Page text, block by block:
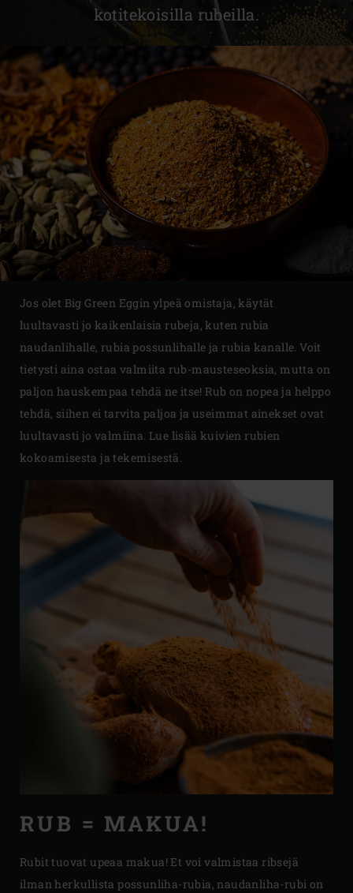
kotitekoisilla rubeilla.
Jos olet Big Green Eggin ylpeä omistaja, käytät
luultavasti jo kaikenlaisia rubeja, kuten rubia
naudanlihalle, rubia possunlihalle ja rubia kanalle. Voit
tietysti aina ostaa valmiita rub-mausteseoksia, mutta on
paljon hauskempaa tehdä ne itse! Rub on nopea ja helppo
tehdä, siihen ei tarvita paljoa ja useimmat ainekset ovat
luultavasti jo valmiina. Lue lisää kuivien rubien
kokoamisesta ja tekemisestä.
RUB = MAKUA!
Rubit tuovat upeaa makua! Et voi valmistaa ribsejä
ilman herkullista possunliha-rubia, naudanliha-rubi on